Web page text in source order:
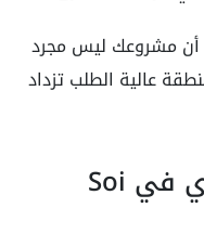
أن مشروعك ليس مجرد
عالية الطلب تزداد
براعة التصميم المعماري في Soi